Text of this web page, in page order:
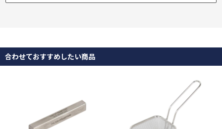
合わせておすすめしたい商品